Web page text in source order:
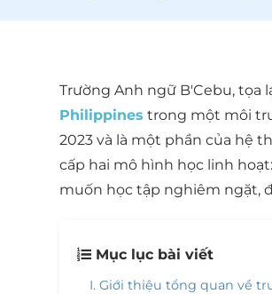
Trường Anh ngữ B'Cebu, tọa
Philippines trong một môi
2023 và là một phần của hệ
cấp hai mô hình học linh
muốn học tập nghiêm ngặt,
Mục lục bài viết
I. Giới thiệu tổng quan về